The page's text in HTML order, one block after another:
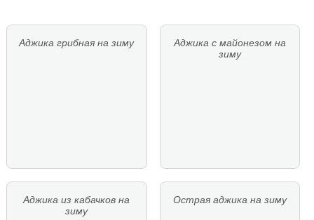
Аджика грибная на зиму
Аджика с майонезом на
зиму
Аджика из кабачков на
зиму
Острая аджика на зиму